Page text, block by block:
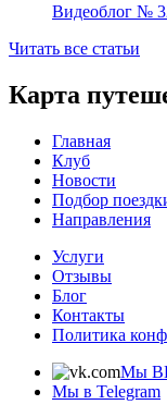
Видеоблог №
Читать все статьи
Карта
Главная
Клуб
Новости
Подбор
Направления
Услуги
Отзывы
Блог
Контакты
Политика
Мы
Мы в Telegram